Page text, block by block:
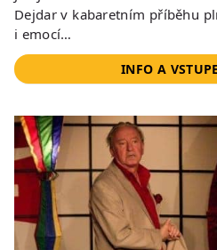
Dejdar v kabaretním příběhu
i emocí…
INFO A